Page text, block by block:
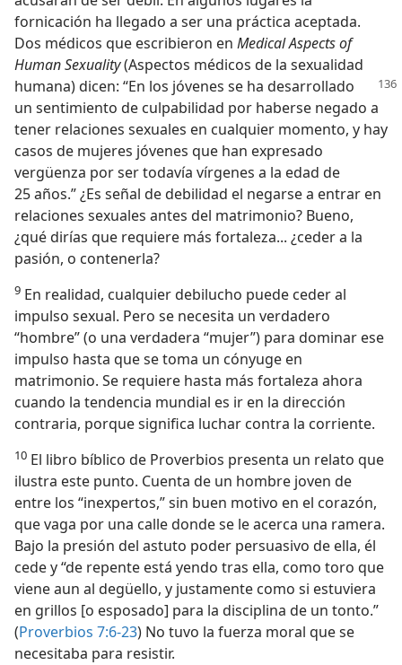
fornicación ha llegado a ser una práctica aceptada.
Dos médicos que escribieron en Medical Aspects of
Human Sexuality(Aspectos médicos de la sexualidad
humana) dicen: “En los jóvenes se ha desarrollado
un sentimiento de culpabilidad por haberse negado a
tener relaciones sexuales en cualquier momento, y hay
casos de mujeres jóvenes que han expresado
vergüenza por ser todavía vírgenes a la edad de
25 años.” ¿Es señal de debilidad el negarse a entrar en
relaciones sexuales antes del matrimonio? Bueno,
¿qué dirías que requiere más fortaleza... ¿ceder a la
pasión, o contenerla?
9 En realidad, cualquier debilucho puede ceder al
impulso sexual. Pero se necesita un verdadero
“hombre” (o una verdadera “mujer”) para dominar ese
impulso hasta que se toma un cónyuge en
matrimonio. Se requiere hasta más fortaleza ahora
cuando la tendencia mundial es ir en la dirección
contraria, porque significa luchar contra la corriente.
10 El libro bíblico de Proverbios presenta un relato que
ilustra este punto. Cuenta de un hombre joven de
entre los “inexpertos,” sin buen motivo en el corazón,
que vaga por una calle donde se le acerca una ramera.
Bajo la presión del astuto poder persuasivo de ella, él
cede y “de repente está yendo tras ella, como toro que
viene aun al degüello, y justamente como si estuviera
en grillos [o esposado] para la disciplina de un tonto.”
(Proverbios 7:6-23) No tuvo la fuerza moral que se
necesitaba para resistir.